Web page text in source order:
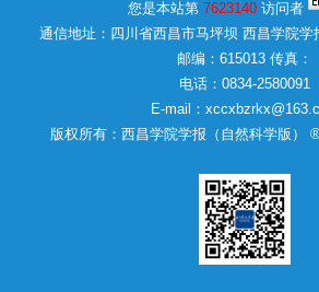
您是本站第 7623140访问者
通信地址：四川省西昌市马坪坝 西昌学院学
邮编：615013 传真：
电话：0834-2580091
E-mail：
版权所有：西昌学院学报（自然科学版）